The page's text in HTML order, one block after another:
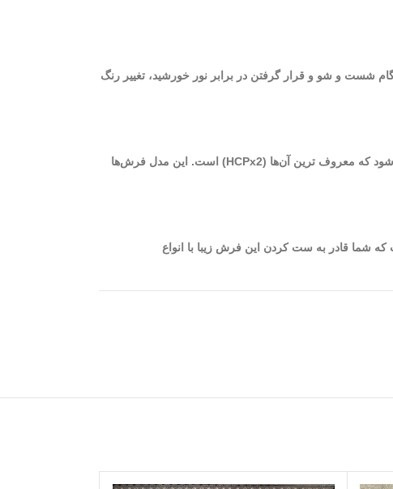
شست و شو و قرار گرفتن در برابر نور خورشید، تغییر رنگ
از بهترین فرش‌های ماشینی کاشان می‌توان به فرش‌های 700 شانه با تراکم بالا اشاره نمود. برای بافت این فرش‌ها از دستگاه‌های مختلفی استفاده می‌شود که معروف ترین آن‌ها (HCPx2) است. این مدل فرش‌ها
به گونه‌ای است که شما قادر به ست کردن این فرش زیبا با انواع